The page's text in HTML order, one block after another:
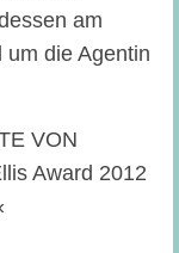
am
die Agentin
VON
Award 2012